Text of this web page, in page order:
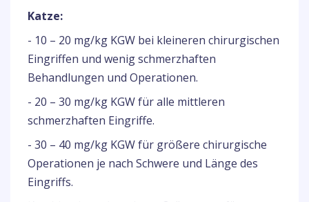
Katze:
- 10 – 20 mg/kg KGW bei kleineren chirurgischen
Eingriffen und wenig schmerzhaften
Behandlungen und Operationen.
- 20 – 30 mg/kg KGW für alle mittleren
schmerzhaften Eingriffe.
- 30 – 40 mg/kg KGW für größere chirurgische
Operationen je nach Schwere und Länge des
Eingriffs.